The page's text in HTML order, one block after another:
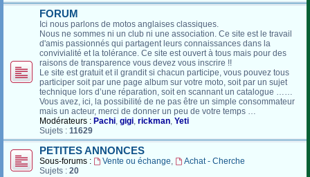
FORUM
Ici nous parlons de motos anglaises classiques.
Nous ne sommes ni un club ni une association. Ce site est le travail
d'amis passionnés qui partagent leurs connaissances dans la
convivialité et la tolérance. Ce site est ouvert à tous mais pour des
raisons de transparence vous devez vous inscrire !!
Le site est gratuit et il grandit si chacun participe, vous pouvez tous
participer soit par une page album sur votre moto, soit par un sujet
technique lors d’une réparation, soit en scannant un catalogue ……
Vous avez, ici, la possibilité de ne pas être un simple consommateur
mais un acteur, merci de donner un peu de votre temps …
Modérateurs : Pachi, gigi, rickman, Yeti
Sujets : 11629
PETITES ANNONCES
Sous-forums : Vente ou échange,
Achat - Cherche
Sujets : 20